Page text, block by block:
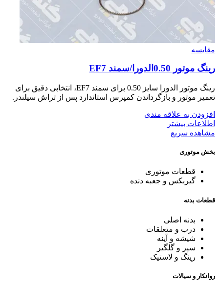
مقایسه
رينگ موتور 0.50الدورا/سمند EF7
رینگ موتور الدورا سایز 0.50 برای سمند EF7، انتخابی دقیق برای
تعمیر موتور و بازگرداندن کمپرس استاندارد پس از تراش سیلندر.
افزودن به علاقه مندی
اطلاعات بیشتر
مشاهده سریع
بخش موتوری
قطعات موتوری
گیربکس و جعبه دنده
قطعات بدنه
بدنه اصلی
درب و متعلقات
شیشه و آینه
سپر و گلگیر
رینگ و لاستیک
روانکار و سیالات